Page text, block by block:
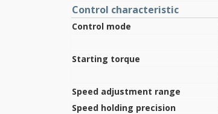
Control characteristic
Control mode
Starting torque
Speed adjustment range
Speed holding precision